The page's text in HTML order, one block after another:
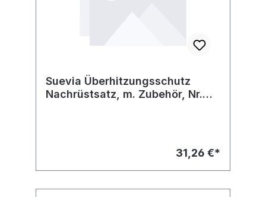
Suevia Überhitzungsschutz
Nachrüstsatz, m. Zubehör, Nr.
31,26 €*